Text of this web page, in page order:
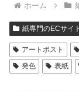
ホーム
紙専門のECサイ
アートポスト
発色
表紙